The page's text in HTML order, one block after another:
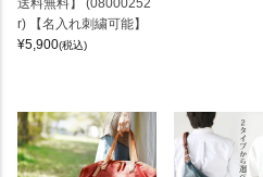
送料無料】 (08000252
r) 【名入れ刺繍可能】
¥5,900(税込)